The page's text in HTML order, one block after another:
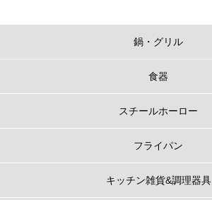
鍋・グリル
食器
スチールホーロー
フライパン
キッチン雑貨&調理器具